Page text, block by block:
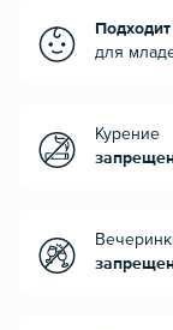
Подходит
для
Курение